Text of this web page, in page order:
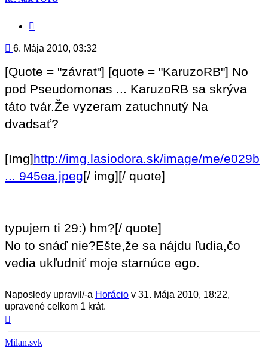
Príspevok
6. Mája 2010, 03:32
[Quote = "závrat"] [quote = "KaruzoRB"] No
pod Pseudomonas ... KaruzoRB sa skrýva
táto tvár.Že vyzeram zatuchnutý Na
dvadsať?
[Img]http://img.lasiodora.sk/image/me/
... 945ea.jpeg[/ img][/ quote]
typujem ti 29:) hm?[/ quote]
No to snáď nie?Ešte,že sa nájdu ľudia,čo
vedia ukľudniť moje starnúce ego.
Naposledy upravil/-a Horácio v 31. Mája 2010, 18:22,
upravené celkom 1 krát.
Milan.svk